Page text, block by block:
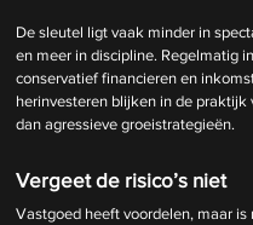
De sleutel ligt vaak minder in
en meer in discipline. Regelmatig
conservatief financieren en
herinvesteren blijken in de praktijk
dan agressieve groeistrategieën.
Vergeet de risico’s niet
Vastgoed heeft voordelen, maar is